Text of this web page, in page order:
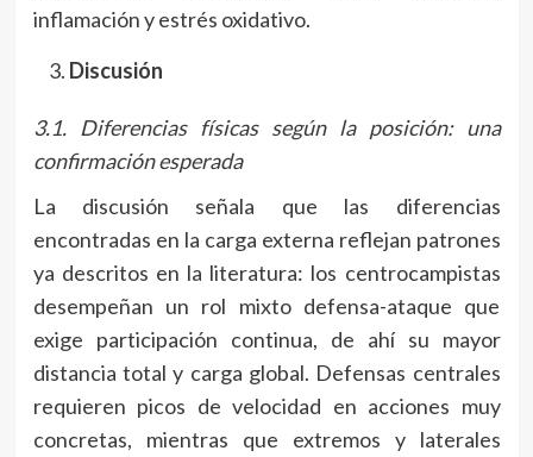
inflamación y estrés oxidativo.
Discusión
3.1. Diferencias físicas según la posición: una
confirmación esperada
La discusión señala que las diferencias
encontradas en la carga externa reflejan patrones
ya descritos en la literatura: los centrocampistas
desempeñan un rol mixto defensa-ataque que
exige participación continua, de ahí su mayor
distancia total y carga global. Defensas centrales
requieren picos de velocidad en acciones muy
concretas, mientras que extremos y laterales